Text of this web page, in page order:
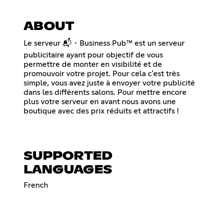
ABOUT
Le serveur 📬・Business Pub™ est un serveur
publicitaire ayant pour objectif de vous
permettre de monter en visibilité et de
promouvoir votre projet. Pour cela c'est très
simple, vous avez juste à envoyer votre publicité
dans les différents salons. Pour mettre encore
plus votre serveur en avant nous avons une
boutique avec des prix réduits et attractifs !
SUPPORTED
LANGUAGES
French